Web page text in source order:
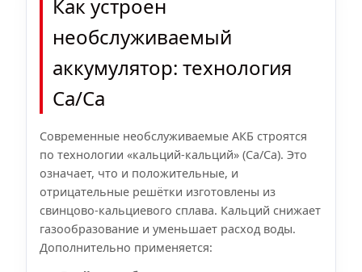
Как устроен
необслуживаемый
аккумулятор: технология
Ca/Ca
Современные необслуживаемые АКБ строятся
по технологии «кальций-кальций» (Ca/Ca). Это
означает, что и положительные, и
отрицательные решётки изготовлены из
свинцово-кальциевого сплава. Кальций снижает
газообразование и уменьшает расход воды.
Дополнительно применяется: